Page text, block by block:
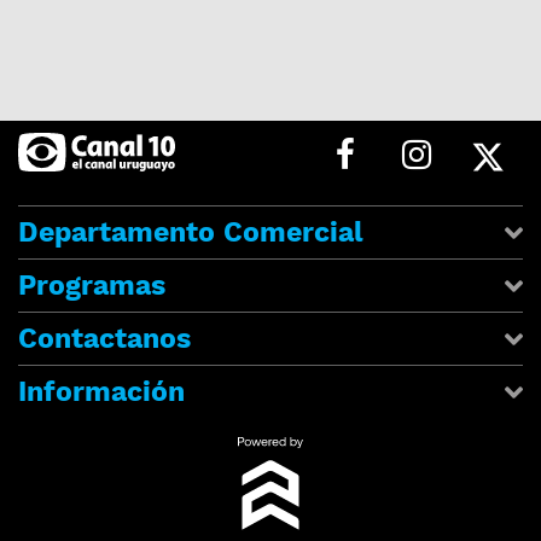
Departamento Comercial
Programas
Contactanos
Información